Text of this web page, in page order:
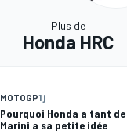
Plus de
Honda HRC
MOTOGP1 j
Pourquoi Honda a tant
Marini a sa petite idée